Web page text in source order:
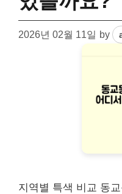
2026년 02월 11일 by
지역별 특색 비교 동